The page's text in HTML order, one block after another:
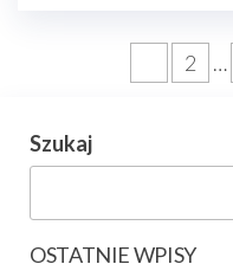
Stronicowanie
2 …
Szukaj
OSTATNIE WPISY